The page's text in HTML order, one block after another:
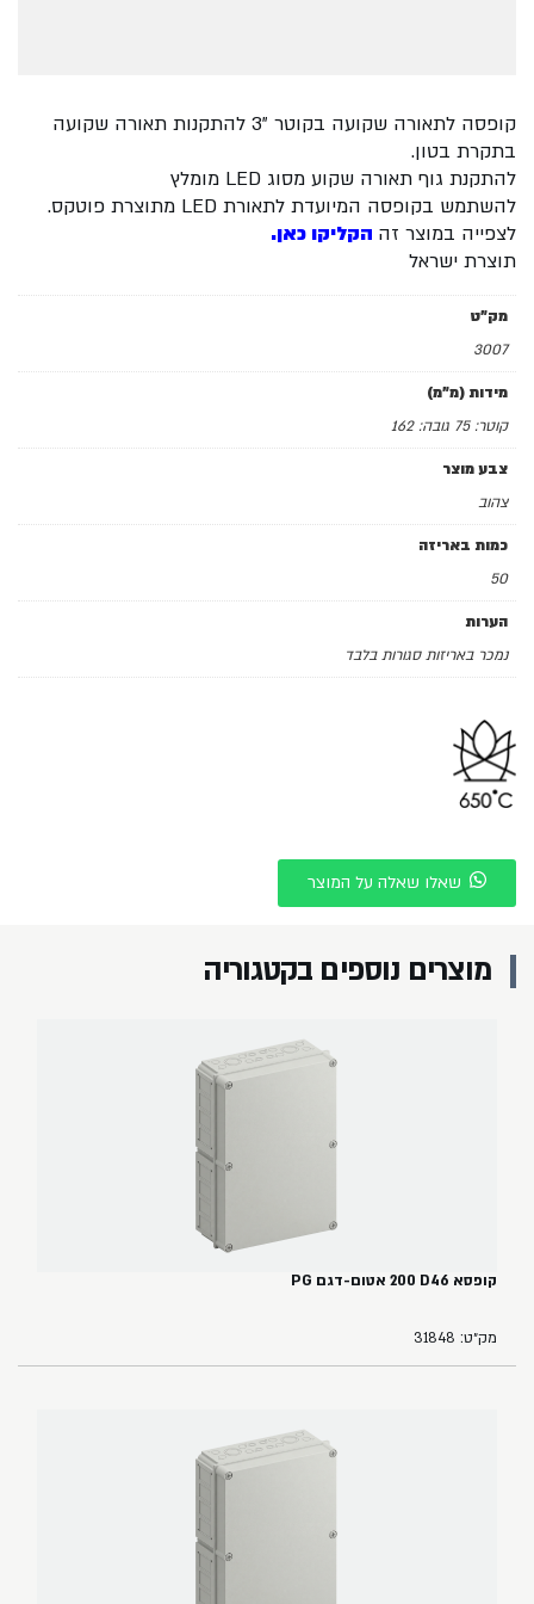
קופסה לתאורה שקועה בקוטר "3 להתקנות תאורה שקועה
בתקרת בטון.
להתקנת גוף תאורה שקוע מסוג LED מומלץ
להשתמש בקופסה המיועדת לתאורת LED מתוצרת פוטקס.
לצפייה במוצר זה הקליקו כאן.
תוצרת ישראל
מק"ט
3007
מידות (מ"מ)
קוטר: 75 גובה: 162
צבע מוצר
צהוב
כמות באריזה
50
הערות
נמכר באריזות סגורות בלבד
שאלו שאלה על המוצר
מוצרים נוספים בקטגוריה
קופסא ‏46‏D‏ ‏200 אטום-דגם PG
מק״ט: 31848